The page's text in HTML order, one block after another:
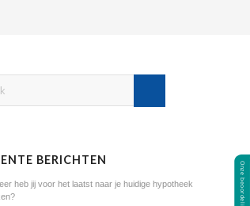
BERICHTEN
heb jij voor het laatst naar je huidige hypotheek